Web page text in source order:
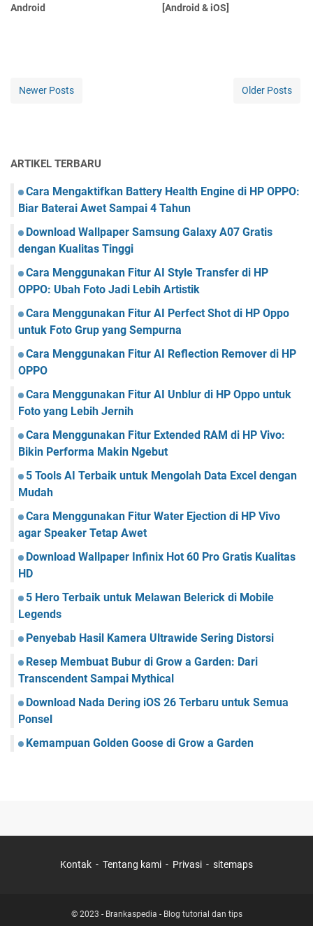
Android
[Android & iOS]
Newer Posts Older Posts
ARTIKEL TERBARU
Cara Mengaktifkan Battery Health Engine di HP OPPO:
Biar Baterai Awet Sampai 4 Tahun
Download Wallpaper Samsung Galaxy A07 Gratis
dengan Kualitas Tinggi
Cara Menggunakan Fitur AI Style Transfer di HP
OPPO: Ubah Foto Jadi Lebih Artistik
Cara Menggunakan Fitur AI Perfect Shot di HP Oppo
untuk Foto Grup yang Sempurna
Cara Menggunakan Fitur AI Reflection Remover di HP
OPPO
Cara Menggunakan Fitur AI Unblur di HP Oppo untuk
Foto yang Lebih Jernih
Cara Menggunakan Fitur Extended RAM di HP Vivo:
Bikin Performa Makin Ngebut
5 Tools AI Terbaik untuk Mengolah Data Excel dengan
Mudah
Cara Menggunakan Fitur Water Ejection di HP Vivo
agar Speaker Tetap Awet
Download Wallpaper Infinix Hot 60 Pro Gratis Kualitas
HD
5 Hero Terbaik untuk Melawan Belerick di Mobile
Legends
Penyebab Hasil Kamera Ultrawide Sering Distorsi
Resep Membuat Bubur di Grow a Garden: Dari
Transcendent Sampai Mythical
Download Nada Dering iOS 26 Terbaru untuk Semua
Ponsel
Kemampuan Golden Goose di Grow a Garden
Kontak Tentang kami Privasi sitemaps
© 2023 - Brankaspedia - Blog tutorial dan tips